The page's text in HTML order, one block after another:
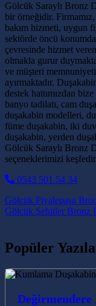
Gölcük Saraylı Bronz
bir örneğidir.
bakım hizmeti, uygun
sektörde öncü
çevresinde hizmet
olmakla gurur
ve müşteri
ayırmaktadır.
destek hattımızdan
banyo tadilatı, cam
duşakabin modelleri,
füme duşakabin, iki
duşakabin, yerden
Gölcük Saraylı Bronz
seçeneklerimizi
0543 501 54 34
Post
Gölcük Piyalepaşa
Gölcük Şehitler Bronz
Popüler
Değirmendere